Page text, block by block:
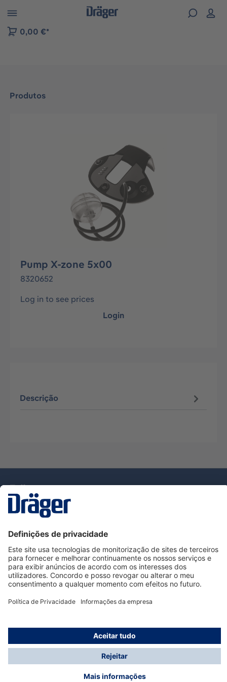
to B2B platform navigation
0,00 €*
Produtos
Pump X-zone 5x00
8320652
Log in to see prices
Login
Descrição
Serviço de Apoio ao Cliente Dräger
Utilização da loja
Informações
© Dräger Portugal, Lda, 2024
* Todos os preços excl. IVA mais
possíveis taxas de entrega, se não for indicado o